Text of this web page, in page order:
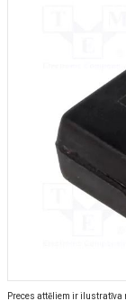
Preces attēliem ir